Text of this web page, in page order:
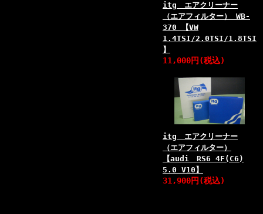
itg エアクリーナー
（エアフィルター） WB-
370 【VW
1.4TSI/2.0TSI/1.8TSI
】
11,000円(税込)
itg エアクリーナー
（エアフィルター）
【audi RS6 4F(C6)
5.0 V10】
31,900円(税込)